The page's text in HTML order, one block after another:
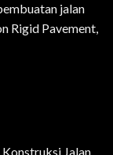
jalan
Rigid Pavement,
Konstruksi Jalan